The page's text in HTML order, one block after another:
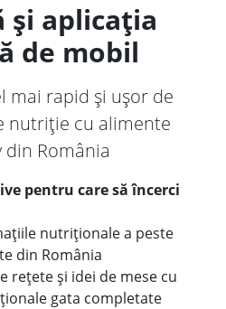
și aplicația
de mobil
mai rapid și ușor de
nutriție cu alimente
din România
pentru care să încerci
nutriționale a peste
din România
rețete și idei de mese cu
gata completate